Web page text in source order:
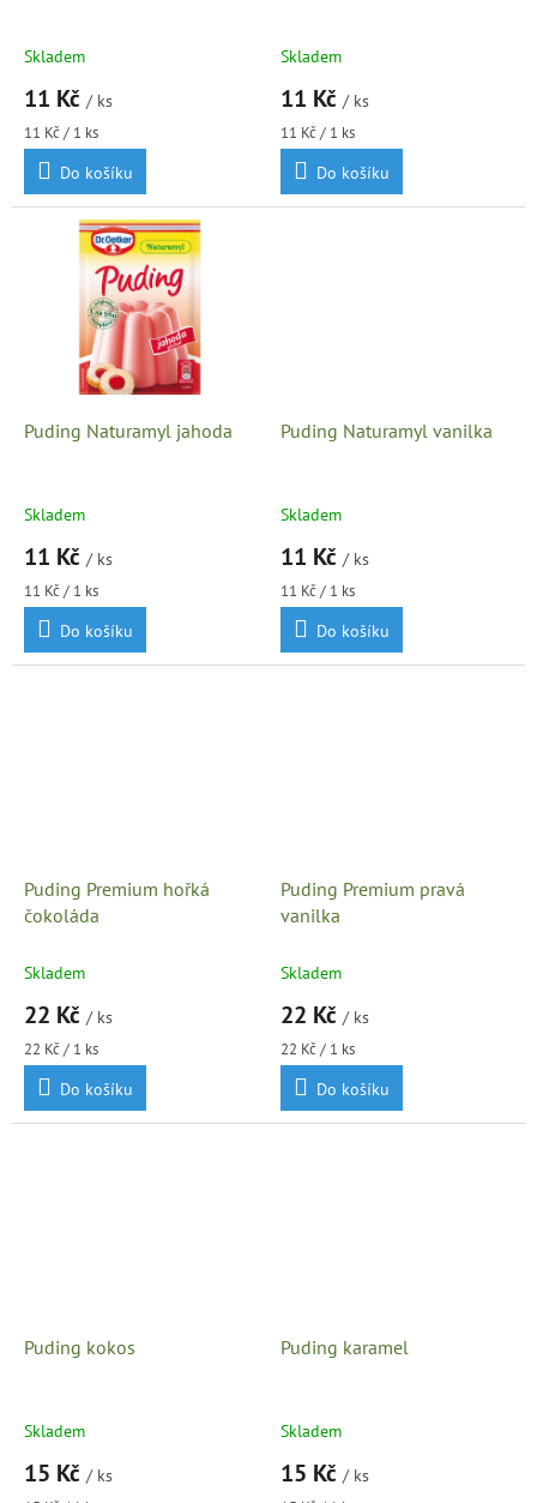
Skladem
11 Kč / ks
Měrná
cena:
11 Kč / 1 ks
Do košíku
Skladem
11 Kč / ks
Měrná
cena:
11 Kč / 1 ks
Do košíku
Puding Naturamyl jahoda
Skladem
11 Kč / ks
Měrná
cena:
11 Kč / 1 ks
Do košíku
Puding Naturamyl vanilka
Skladem
11 Kč / ks
Měrná
cena:
11 Kč / 1 ks
Do košíku
Puding Premium hořká
čokoláda
Skladem
22 Kč / ks
Měrná
cena:
22 Kč / 1 ks
Do košíku
Puding Premium pravá
vanilka
Skladem
22 Kč / ks
Měrná
cena:
22 Kč / 1 ks
Do košíku
Puding kokos
Skladem
15 Kč / ks
Puding karamel
Skladem
15 Kč / ks